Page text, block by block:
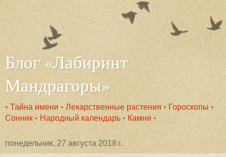
Блог «Лабиринт
Мандрагоры»
• Тайна имени • Лекарственные растения • Гороскопы •
Сонник • Народный календарь • Камни •
понедельник, 27 августа 2018 г.